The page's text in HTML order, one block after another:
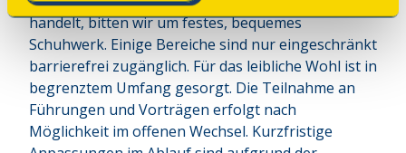
handelt, bitten wir um festes, bequemes
Schuhwerk. Einige Bereiche sind nur eingeschränkt
barrierefrei zugänglich. Für das leibliche Wohl ist in
begrenztem Umfang gesorgt. Die Teilnahme an
Führungen und Vorträgen erfolgt nach
Möglichkeit im offenen Wechsel. Kurzfristige